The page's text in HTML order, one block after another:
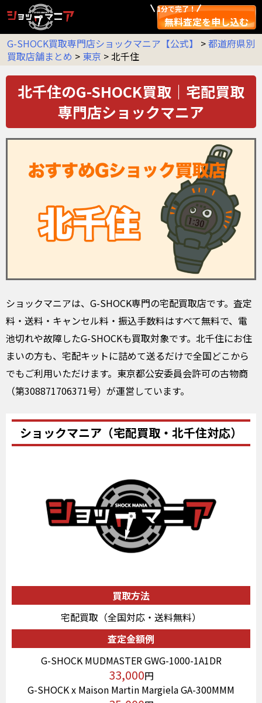
1分で完了！
無料査定を申し込む
G-SHOCK買取専門店ショックマニア【公式】
>都道府県別
買取店舗まとめ > 東京 >北千住
北千住のG-SHOCK買取｜宅配買取
専門店ショックマニア
ショックマニアは、G-SHOCK専門の宅配買取店です。査定
料・送料・キャンセル料・振込手数料はすべて無料で、電
池切れや故障したG-SHOCKも買取対象です。北千住にお住
まいの方も、宅配キットに詰めて送るだけで全国どこから
でもご利用いただけます。東京都公安委員会許可の古物商
（第308871706371号）が運営しています。
ショックマニア（宅配買取・北千住対応）
買取方法
宅配買取（全国対応・送料無料）
査定金額例
G-SHOCK MUDMASTER GWG-1000-1A1DR
33,000円
G-SHOCK x Maison Martin Margiela GA-300MMM